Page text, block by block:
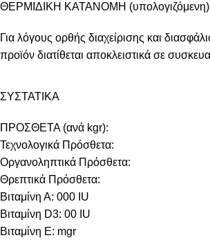
ΘΕΡΜΙΔΙΚΗ ΚΑΤΑΝΟΜΗ
Για λόγους ορθής διαχείρισης και
προϊόν διατίθεται αποκλειστικά σε
ΣΥΣΤΑΤΙΚΑ
ΠΡΟΣΘΕΤΑ (ανά kgr):
Τεχνολογικά Πρόσθετα:
Οργανοληπτικά Πρόσθετα:
Θρεπτικά Πρόσθετα:
Βιταμίνη Α: 000 IU
Βιταμίνη D3: 00 IU
Βιταμίνη E: mgr